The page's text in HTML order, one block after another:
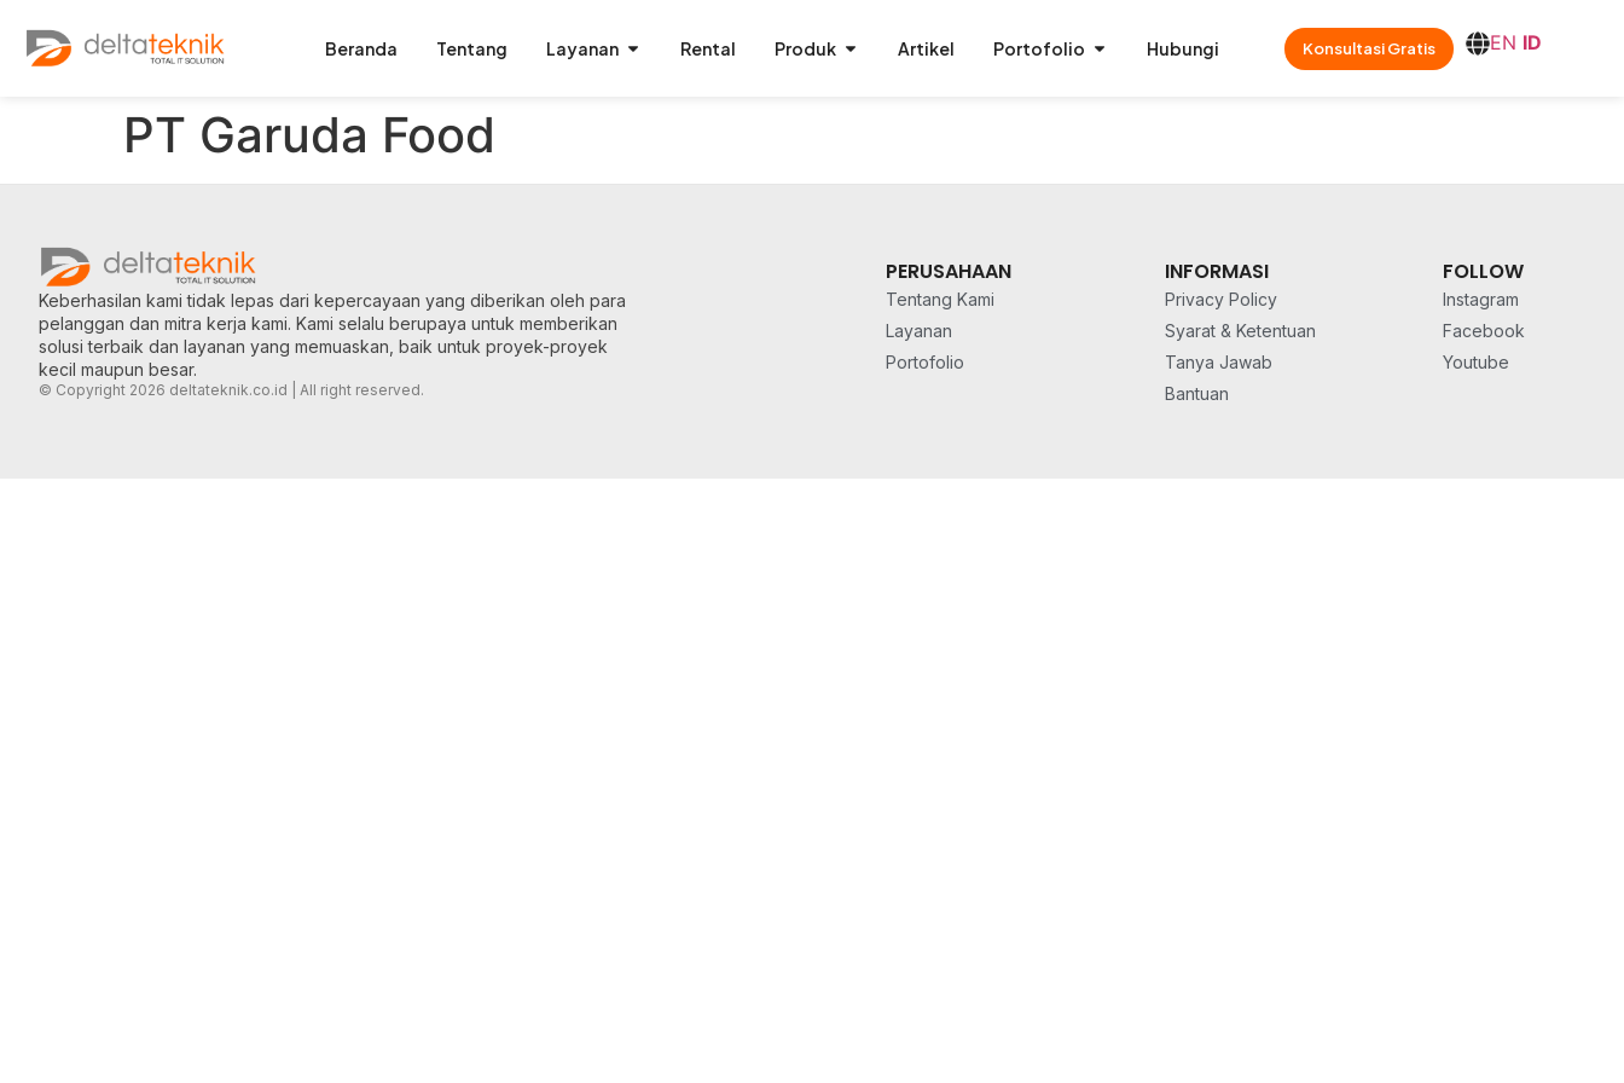
Beranda Tentang Layanan Rental Produk Artikel Portofolio Hubungi Konsultasi Gratis EN ID
PT Garuda Food
Keberhasilan kami tidak lepas dari kepercayaan yang diberikan oleh para
pelanggan dan mitra kerja kami. Kami selalu berupaya untuk memberikan
solusi terbaik dan layanan yang memuaskan, baik untuk proyek-proyek
kecil maupun besar.
© Copyright 2026 deltateknik.co.id | All right reserved.
PERUSAHAAN
Tentang Kami
Layanan
Portofolio
INFORMASI
Privacy Policy
Syarat & Ketentuan
Tanya Jawab
Bantuan
FOLLOW
Instagram
Facebook
Youtube